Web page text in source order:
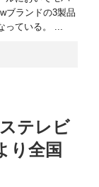
ブランドの3製品
っている。 ...
テレビ
り全国